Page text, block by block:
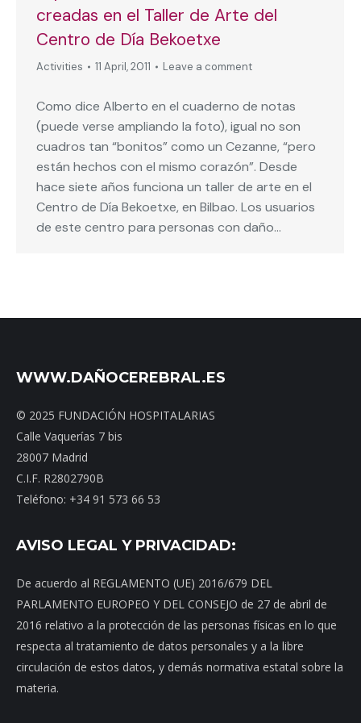
creadas en el Taller de Arte del
Centro de Día Bekoetxe
Activities 11 April, 2011 Leave a comment
Como dice Alberto en el cuaderno de notas
(puede verse ampliando la foto), igual no son
cuadros tan “bonitos” como un Cezanne, “pero
están hechos con el mismo corazón”. Desde
hace siete años funciona un taller de arte en el
Centro de Día Bekoetxe, en Bilbao. Los usuarios
de este centro para personas con daño…
WWW.DAÑOCEREBRAL.ES
© 2025 FUNDACIÓN HOSPITALARIAS
Calle Vaquerías 7 bis
28007 Madrid
C.I.F. R2802790B
Teléfono: +34 91 573 66 53
AVISO LEGAL Y PRIVACIDAD:
De acuerdo al REGLAMENTO (UE) 2016/679 DEL
PARLAMENTO EUROPEO Y DEL CONSEJO de 27 de abril de
2016 relativo a la protección de las personas físicas en lo que
respecta al tratamiento de datos personales y a la libre
circulación de estos datos, y demás normativa estatal sobre la
materia.